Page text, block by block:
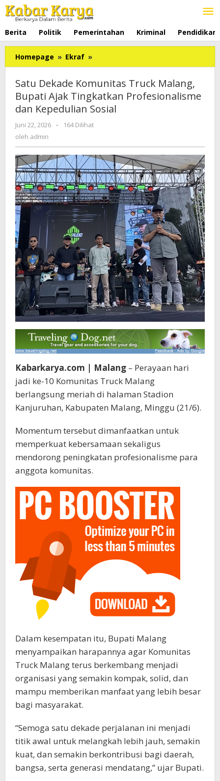
Lewati
ke
Berita Politik Pemerintahan Kriminal Pendidikan
Homepage » Ekraf »
Dekade
Truck
Malang,
Bupati
dan
Kepedulian
Sosial
Satu Dekade Komunitas Truck Malang,
Bupati Ajak Tingkatkan Profesionalisme
dan Kepedulian Sosial
Juni 22, 2026
oleh
-
164 Dilihat
oleh admin
Kabarkarya.com | Malang – Perayaan hari
jadi ke-10 Komunitas Truck Malang
berlangsung meriah di halaman Stadion
Kanjuruhan, Kabupaten Malang, Minggu (21/6).
Momentum tersebut dimanfaatkan untuk
memperkuat kebersamaan sekaligus
mendorong peningkatan profesionalisme para
anggota komunitas.
Dalam kesempatan itu, Bupati Malang
menyampaikan harapannya agar Komunitas
Truck Malang terus berkembang menjadi
organisasi yang semakin kompak, solid, dan
mampu memberikan manfaat yang lebih besar
bagi masyarakat.
“Semoga satu dekade perjalanan ini menjadi
titik awal untuk melangkah lebih jauh, semakin
kuat, dan semakin berkontribusi bagi daerah,
bangsa, serta generasi mendatang,” ujar Bupati.